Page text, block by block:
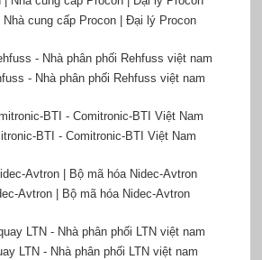
cung cấp Procon | Đại lý Procon
- Nhà phân phối Rehfuss việt nam
BTI - Comitronic-BTI Việt Nam
Avtron | Bộ mã hóa Nidec-Avtron
LTN - Nhà phân phối LTN việt nam